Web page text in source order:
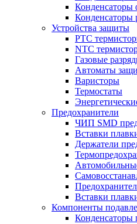
Конденсаторы
Конденсаторы
Устройства защиты
PTC
NTC
Газовые
Автоматы
Варисторы
Термостаты
Предохранители
ЧИП SMD
Вставки
Держатели
Вставки
Компоненты
Конденсаторы